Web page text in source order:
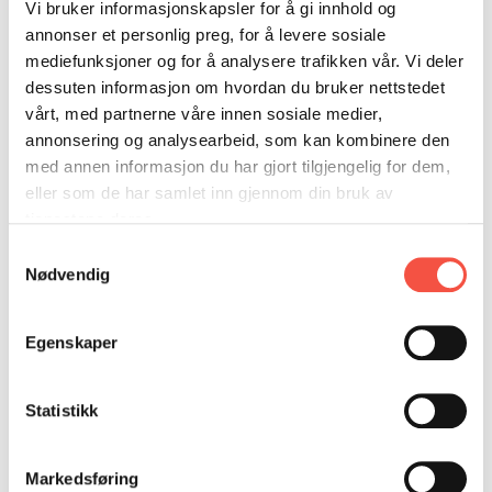
Vi bruker informasjonskapsler for å gi innhold og
annonser et personlig preg, for å levere sosiale
mediefunksjoner og for å analysere trafikken vår. Vi deler
dessuten informasjon om hvordan du bruker nettstedet
vårt, med partnerne våre innen sosiale medier,
annonsering og analysearbeid, som kan kombinere den
med annen informasjon du har gjort tilgjengelig for dem,
eller som de har samlet inn gjennom din bruk av
Nødvendig
Egenskaper
Statistikk
Markedsføring
PERSONVERNERKLÆRING
ISHAVSQUIZ
FORTELLINGAR
KONTAKT
OPNINGSTIDER
alle som vil vere med, både medlemar og
ikkje medlemar.
Det vert stor julematbuffet inkl. dessert, litt
som består av: Sissel Elin Ruset (vokal), Jan